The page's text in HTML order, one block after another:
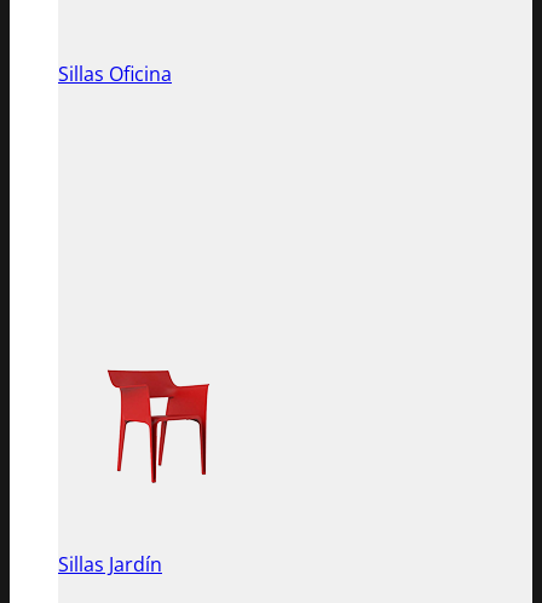
Sillas Oficina
Sillas Jardín